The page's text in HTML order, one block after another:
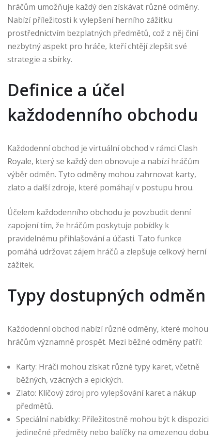
hráčům umožňuje každý den získávat různé odměny.
Nabízí příležitosti k vylepšení herního zážitku
prostřednictvím bezplatných předmětů, což z něj činí
nezbytný aspekt pro hráče, kteří chtějí zlepšit své
strategie a sbírky.
Definice a účel
každodenního obchodu
Každodenní obchod je virtuální obchod v rámci Clash
Royale, který se každý den obnovuje a nabízí hráčům
výběr odměn. Tyto odměny mohou zahrnovat karty,
zlato a další zdroje, které pomáhají v postupu hrou.
Účelem každodenního obchodu je povzbudit denní
zapojení tím, že hráčům poskytuje pobídky k
pravidelnému přihlašování a účasti. Tato funkce
pomáhá udržovat zájem hráčů a zlepšuje celkový herní
zážitek.
Typy dostupných odměn
Každodenní obchod nabízí různé odměny, které mohou
hráčům významně prospět. Mezi běžné odměny patří:
Karty: Hráči mohou získat různé typy karet, včetně
běžných, vzácných a epických.
Zlato: Klíčový zdroj pro vylepšování karet a nákup
předmětů.
Speciální nabídky: Příležitostně mohou být k dispozici
jedinečné předměty nebo balíčky na omezenou dobu.